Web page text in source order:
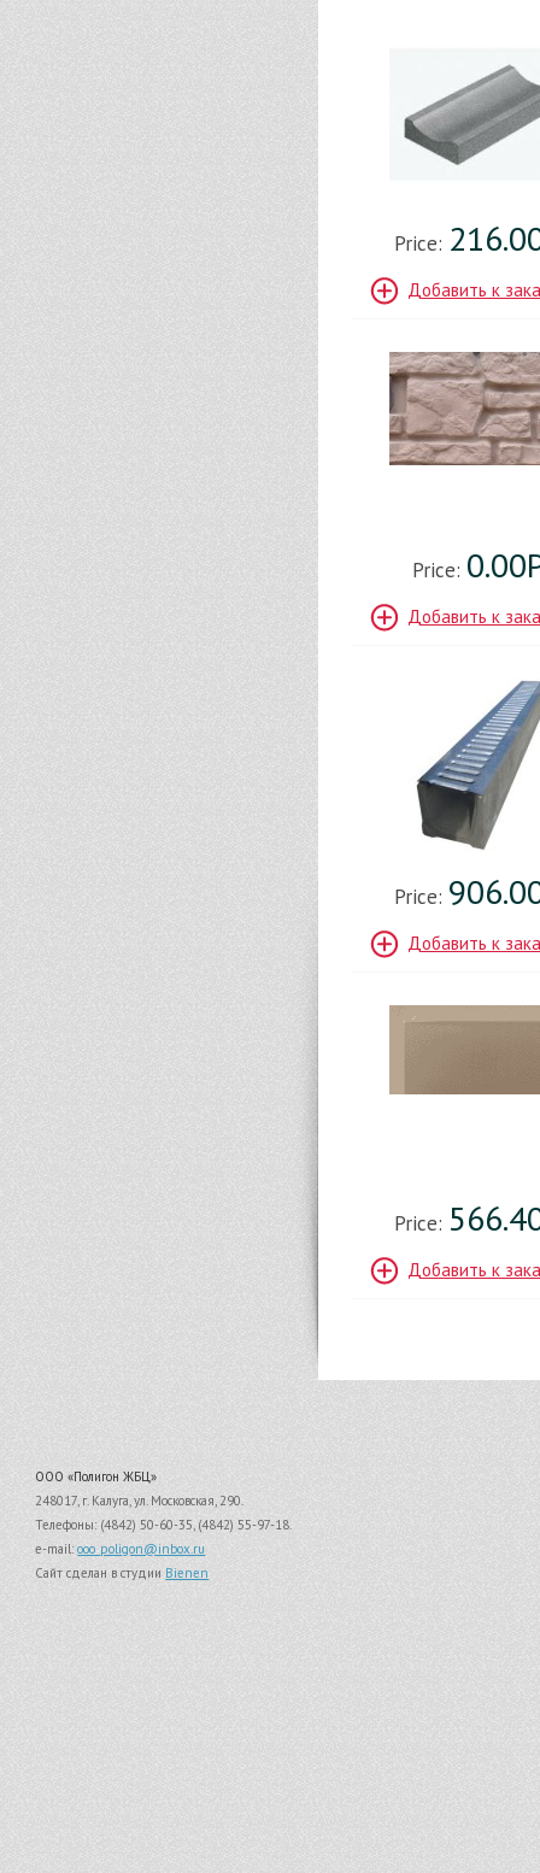
Price:
Добавить к
Price:
Добавить к
Price:
Добавить к
Price:
Добавить к
ООО «Полигон ЖБЦ»
248017, г. Калуга, ул. Московская, 290.
Телефоны: (4842) 50-60-35, (4842) 55-97-18.
e-mail:ooo_poligon@inbox.ru
Сайт сделан в студии Bienen